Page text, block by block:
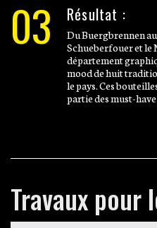
03 Résultat :
Du Buergbrennen
Schueberfouer et
département
mood de huit
le pays. Ces
partie des must-
Travaux pour